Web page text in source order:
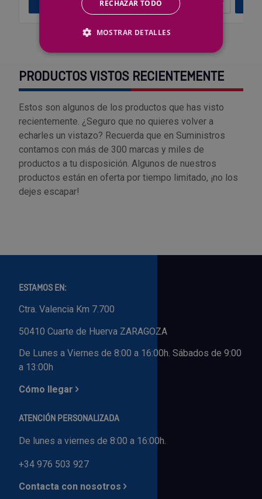
PRODUCTOS VISTOS RECIENTEMENTE
Estos son algunos de los productos que has visto
recientemente. ¿Seguro que no quieres volver a
echarles un vistazo? Recuerda que en Suministros
contamos con más de 300 marcas y miles de
productos a tu disposición. Algunos de nuestros
productos están en oferta por tiempo limitado, ¡no los
dejes escapar!
ESTAMOS EN:
Ctra. Valencia Km 7.700
50410 Cuarte de Huerva ZARAGOZA
De Lunes a Viernes de 8:00 a 16:00h. Sábados de 9:00
a 13:00h
Cómo llegar
ATENCIÓN PERSONALIZADA
De lunes a viernes de 8:00 a 16:00h.
+34 976 503 927
Contacta con nosotros
RECHAZAR TODO
MOSTRAR DETALLES